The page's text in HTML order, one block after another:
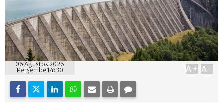
06 Ağustos 2026
Perşembe 14:30
A+ A-